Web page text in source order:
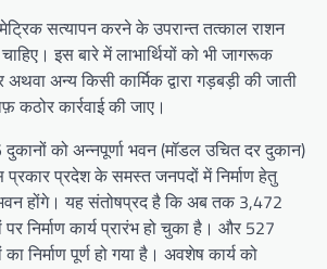
सत्यापन करने के उपरान्त तत्काल राशन
इस बारे में लाभार्थियों को भी जागरूक
अन्य किसी कार्मिक द्वारा गड़बड़ी की जाती
कठोर कार्रवाई की जाए।
को अन्नपूर्णा भवन (मॉडल उचित दर दुकान)
प्रदेश के समस्त जनपदों में निर्माण हेतु
होंगे। यह संतोषप्रद है कि अब तक 3,472
निर्माण कार्य प्रारंभ हो चुका है। और 527
निर्माण पूर्ण हो गया है। अवशेष कार्य को